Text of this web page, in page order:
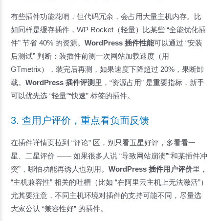
有些插件功能花哨，但代码冗余，会占用大量主机内存。比
如同样是缓存插件，WP Rocket（轻量）比某些 “全能优化插
件” 节省 40% 的资源。WordPress 插件性能可以通过 “安装
后测试” 判断：装插件前测一次网站加载速度（用
GTmetrix），装完后再测，如果速度下降超过 20%，果断卸
载。WordPress 插件评测 里，“资源占用” 是重要指标，新手
可以优先选 “轻量”“快速” 标签的插件。
3. 查用户评价，重点看负面反馈
在插件详情页拉到 “评论” 区，别只看五星好评，多看看一
星、二星评价 —— 如果很多人说 “导致网站崩溃”“和某插件冲
突”，哪怕功能再诱人也别用。WordPress 插件用户评价里，
“主机兼容性” 相关的吐槽（比如 “在阿里云主机上无法激活”）
尤其要注意，不同主机环境对插件的支持可能不同，尽量选
大家公认 “兼容性好” 的插件。